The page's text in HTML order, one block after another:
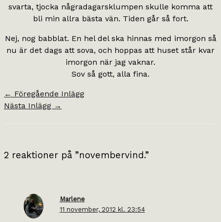
svarta, tjocka någradagarsklumpen skulle komma att
bli min allra bästa vän. Tiden går så fort.
Nej, nog babblat. En hel del ska hinnas med imorgon så
nu är det dags att sova, och hoppas att huset står kvar
imorgon när jag vaknar.
Sov så gott, alla fina.
← Föregående Inlägg
Nästa Inlägg →
2 reaktioner på ”novembervind.”
Marlene
11 november, 2012 kl. 23:54